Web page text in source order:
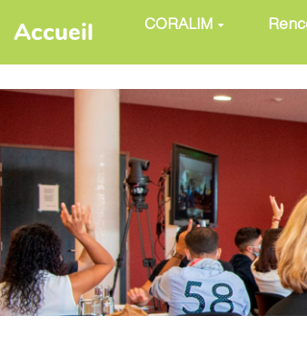
Aller au contenu principal
Accueil CORALIM